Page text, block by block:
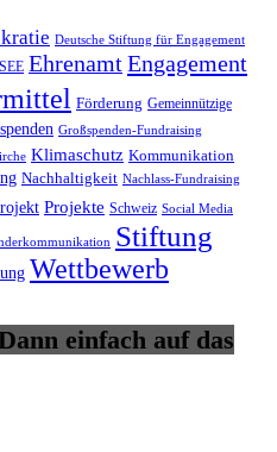
Deutsche Stiftung für Engagement
EhrenamtEngagement
Förderung Gemeinnützige
Großspenden-Fundraising
Klimaschutz Kommunikation
Nachhaltigkeit Nachlass-Fundraising
Projekte Schweiz Social Media
Stiftung
Wettbewerb
einfach auf das